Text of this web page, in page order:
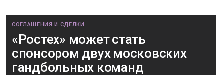
СОГЛАШЕНИЯ И СДЕЛКИ
«Ростех» может стать
спонсором двух московских
гандбольных команд